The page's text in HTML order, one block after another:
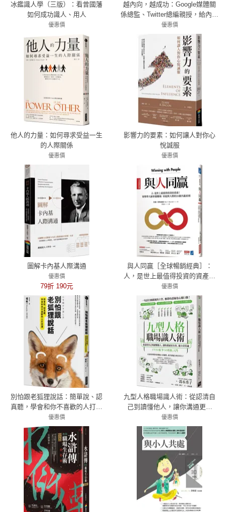
冰鑑識人學（三版）：看曾國藩
如何成功識人、用人
優惠價
越內向，越成功：Google媒體關
係總監、Twitter總編親授，給內向
者的「無壓力社交法」，輕鬆建
立深刻人脈
優惠價
79折 300元
他人的力量：如何尋求受益一生
的人際關係
優惠價
影響力的要素：如何讓人對你心
悅誠服
優惠價
79折 316元
圖解卡內基人際溝通
優惠價
79折 190元
與人同贏［全球暢銷經典］：
人，是世上最值得投資的資產！
領導學大師掌握職場、家庭與人
際的25個共贏原則
優惠價
79折 284元
別怕跟老狐狸說話：簡單說、認
真聽，學會和你不喜歡的人打交
道
優惠價
79折 253元
九型人格職場識人術：從認清自
己到讀懂他人，讓你溝通更有
效、能力受賞識
優惠價
79折 221元